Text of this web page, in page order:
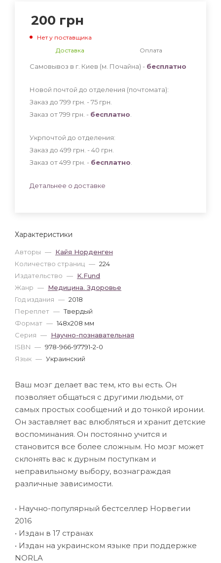
Характеристики
Авторы — Кайя Норденген
Количество страниц — 224
Издательство — K.Fund
Жанр — Медицина. Здоровье
Год издания — 2018
Переплет — Твердый
Формат — 148x208 мм
Серия — Научно-познавательная
ISBN — 978-966-97791-2-0
Язык — Украинский
200 грн
Нет у поставщика
Доставка
Оплата
Самовывоз в г. Киев (м. Почайна) - бесплатно
Новой почтой до отделения (почтомата):
Заказ до 799 грн. - 75 грн
Заказ от 799 грн. - бесплатно
Укрпочтой до отделения:
Заказ до 499 грн. - 40 грн
Заказ от 499 грн. - бесплатно
Детальнее о доставке
Ваш мозг делает вас тем, кто вы есть. Он
позволяет общаться с другими людьми, от
самых простых сообщений и до тонкой иронии.
Он заставляет вас влюбляться и хранит детские
воспоминания. Он постоянно учится и
становится все более сложным. Но мозг может
склонять вас к дурным поступкам и
неправильному выбору, вознаграждая
различные зависимости.
• Научно-популярный бестселлер Норвегии
2016
• Издан в 17 странах
• Издан на украинском языке при поддержке
NORLA